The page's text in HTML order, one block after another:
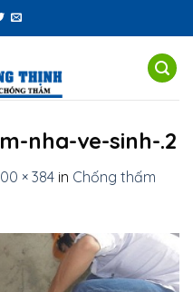
nha-ve-sinh-.2
× 384 in Chống thấm